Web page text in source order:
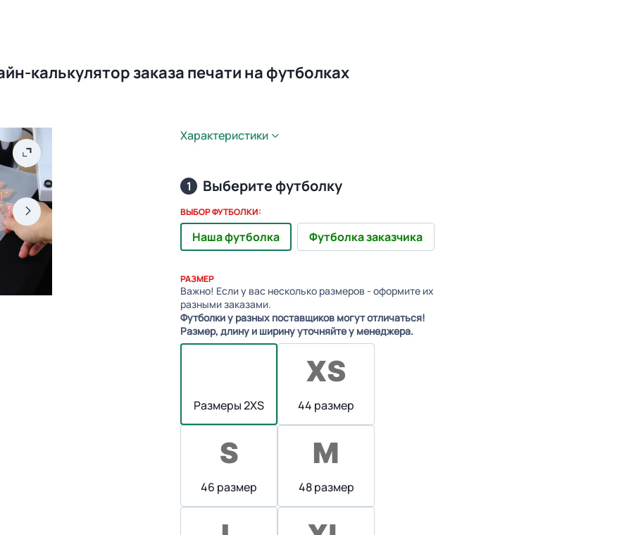
калькулятор заказа печати на футболках
Характеристики
1 Выберите футболку
ВЫБОР ФУТБОЛКИ:
Наша футболка Футболка заказчика
РАЗМЕР
Важно! Если у вас несколько размеров - оформите их
разными заказами.
Футболки у разных поставщиков могут отличаться!
Размер, длину и ширину уточняйте у менеджера.
Размеры 2XS 44 размер
46 размер 48 размер